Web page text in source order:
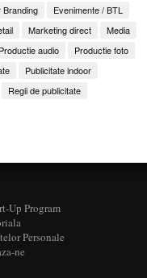
Branding
Evenimente / BTL
Marketing direct
Media
Productie audio
Productie foto
Publicitate indoor
Regii de publicitate
Up Program
Personale
ne